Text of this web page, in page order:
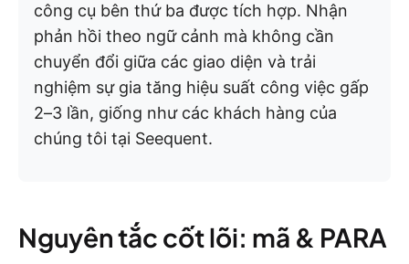
công cụ bên thứ ba được tích hợp. Nhận
phản hồi theo ngữ cảnh mà không cần
chuyển đổi giữa các giao diện và trải
nghiệm sự gia tăng hiệu suất công việc gấp
2–3 lần, giống như các khách hàng của
chúng tôi tại Seequent.
Nguyên tắc cốt lõi: mã & PARA